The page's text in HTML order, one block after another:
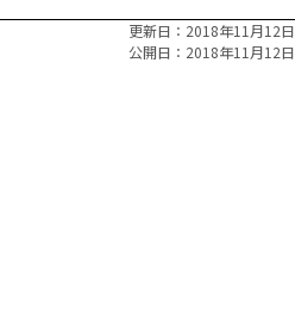
更新日
2018年11月12日
公開日
2018年11月12日